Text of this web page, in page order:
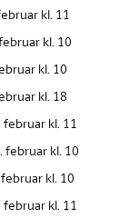
kl. 11
kl. 10
kl. 10
kl. 18
kl. 11
februar kl. 10
kl. 10
kl. 11